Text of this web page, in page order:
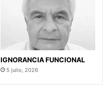
IGNORANCIA FUNCIONAL
5 julio, 2026